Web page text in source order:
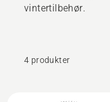
vintertilbehør.
4 produkter